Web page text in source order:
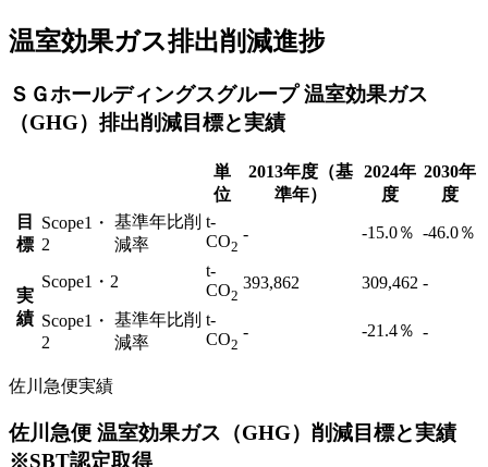
温室効果ガス排出削減進捗
ＳＧホールディングスグループ 温室効果ガス
（GHG）排出削減目標と実績
単
位
2013年度（基
準年）
2024年
度
2030年
度
目
標
Scope1・
2
基準年比削
減率
t-
CO2
- -15.0％ -46.0％
実
績
Scope1・2
t-
CO2
393,862 309,462 -
Scope1・
2
基準年比削
減率
t-
CO2
- -21.4％ -
佐川急便実績
佐川急便 温室効果ガス（GHG）削減目標と実績
※SBT認定取得